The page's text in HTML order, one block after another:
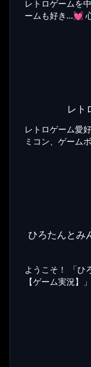
レトロゲームを
ームも好き…💓
レト
レトロゲーム愛
ミコン、ゲーム
ひろたんとみ
ようこそ！ 「ひ
【ゲーム実況】